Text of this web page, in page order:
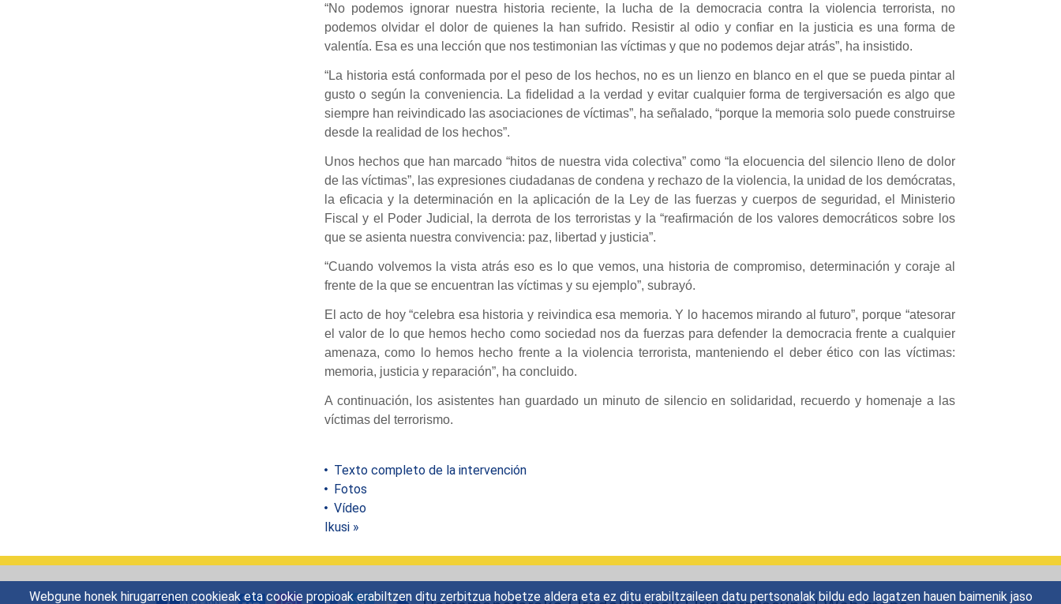
Webgune honek hirugarrenen cookieak eta cookie propioak erabiltzen ditu zerbitzua hobetze aldera eta ez ditu erabiltzaileen datu pertsonalak bildu edo lagatzen hauen baimenik jaso
“No podemos ignorar nuestra historia reciente, la lucha de la democracia contra la violencia terrorista, no
podemos olvidar el dolor de quienes la han sufrido. Resistir al odio y confiar en la justicia es una forma de
valentía. Esa es una lección que nos testimonian las víctimas y que no podemos dejar atrás”, ha insistido.
“La historia está conformada por el peso de los hechos, no es un lienzo en blanco en el que se pueda pintar al
gusto o según la conveniencia. La fidelidad a la verdad y evitar cualquier forma de tergiversación es algo que
siempre han reivindicado las asociaciones de víctimas”, ha señalado, “porque la memoria solo puede construirse
desde la realidad de los hechos”.
Unos hechos que han marcado “hitos de nuestra vida colectiva” como “la elocuencia del silencio lleno de dolor
de las víctimas”, las expresiones ciudadanas de condena y rechazo de la violencia, la unidad de los demócratas,
la eficacia y la determinación en la aplicación de la Ley de las fuerzas y cuerpos de seguridad, el Ministerio
Fiscal y el Poder Judicial, la derrota de los terroristas y la “reafirmación de los valores democráticos sobre los
que se asienta nuestra convivencia: paz, libertad y justicia”.
“Cuando volvemos la vista atrás eso es lo que vemos, una historia de compromiso, determinación y coraje al
frente de la que se encuentran las víctimas y su ejemplo”, subrayó.
El acto de hoy “celebra esa historia y reivindica esa memoria. Y lo hacemos mirando al futuro”, porque “atesorar
el valor de lo que hemos hecho como sociedad nos da fuerzas para defender la democracia frente a cualquier
amenaza, como lo hemos hecho frente a la violencia terrorista, manteniendo el deber ético con las víctimas:
memoria, justicia y reparación”, ha concluido.
A continuación, los asistentes han guardado un minuto de silencio en solidaridad, recuerdo y homenaje a las
víctimas del terrorismo.
Texto completo de la intervención
Fotos
Vídeo
Ikusi »